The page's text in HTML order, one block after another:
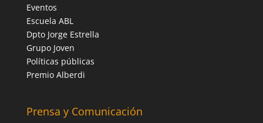
Eventos
Escuela ABL
Dpto Jorge Estrella
Grupo Joven
Políticas públicas
Premio Alberdi
Prensa y Comunicación